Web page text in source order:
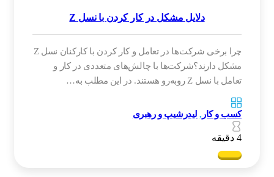
دلایل مشکل در کار کردن با نسل Z
چرا برخی شرکت‌ها در تعامل و کار کردن با کارکنان نسل Z
مشکل دارند؟شرکت‌ها با چالش‌های متعددی در کار و
تعامل با نسل Z روبه‌رو هستند. در این مطلب به…
کسب و کار ,لیدرشیپ و رهبری